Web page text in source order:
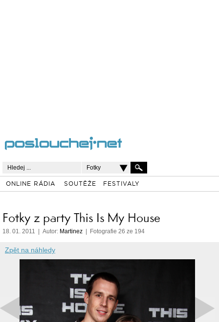
Fotky
ONLINE RÁDIA SOUTĚŽE FESTIVALY
Fotky z party This Is My House
18. 01. 2011 | Autor: Martinez | Fotografie 26 ze 194
Zpět na náhledy